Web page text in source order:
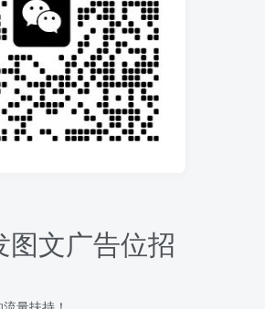
Codex自动化运营X，月
入千刀，5000字干货 献给
喜欢出海的朋友
10天前 633
10
运营几年的熊猫平台任
务点赞关注播放收藏任务自
动化项目 单号5-10+收益 可
16天前 908
几百条 每天日结 多做多得
图文广告位招